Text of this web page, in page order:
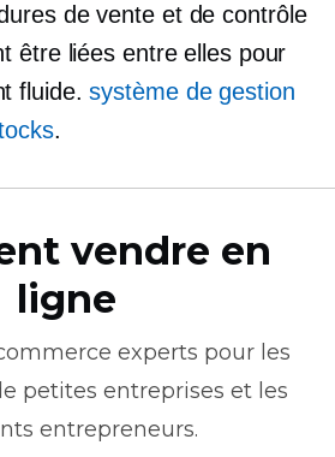
de vente et de contrôle
être liées entre elles pour
fluide.système de gestion
.
vendre en
ligne
experts pour les
petites entreprises et les
entrepreneurs.